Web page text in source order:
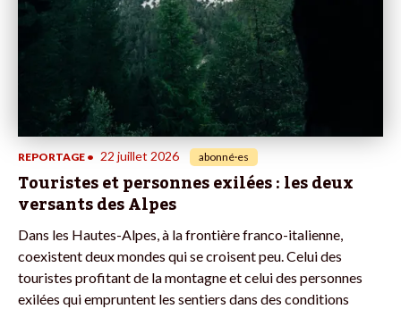
REPORTAGE • 22 juillet 2026 abonné·es
Touristes et personnes exilées : les deux
versants des Alpes
Dans les Hautes-Alpes, à la frontière franco-italienne,
coexistent deux mondes qui se croisent peu. Celui des
touristes profitant de la montagne et celui des personnes
exilées qui empruntent les sentiers dans des conditions